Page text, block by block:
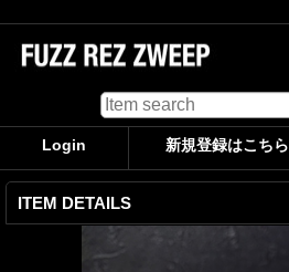
Login 新規登録はこちら
ITEM DETAILS